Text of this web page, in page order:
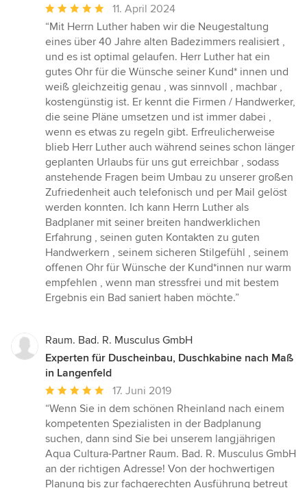
Durchschnittliche
Bewertung:
5
von
5
Sternen
11. April 2024
“Mit Herrn Luther haben wir die Neugestaltung
eines über 40 Jahre alten Badezimmers realisiert ,
und es ist optimal gelaufen. Herr Luther hat ein
gutes Ohr für die Wünsche seiner Kund* innen und
weiß gleichzeitig genau , was sinnvoll , machbar ,
kostengünstig ist. Er kennt die Firmen / Handwerker,
die seine Pläne umsetzen und ist immer dabei ,
wenn es etwas zu regeln gibt. Erfreulicherweise
blieb Herr Luther auch während seines schon länger
geplanten Urlaubs für uns gut erreichbar , sodass
anstehende Fragen beim Umbau zu unserer großen
Zufriedenheit auch telefonisch und per Mail gelöst
werden konnten. Ich kann Herrn Luther als
Badplaner mit seiner breiten handwerklichen
Erfahrung , seinen guten Kontakten zu guten
Handwerkern , seinem sicheren Stilgefühl , seinem
offenen Ohr für Wünsche der Kund*innen nur warm
empfehlen , wenn man stressfrei und mit bestem
Ergebnis ein Bad saniert haben möchte.”
Raum. Bad. R. Musculus GmbH
Experten für Duscheinbau, Duschkabine nach Maß
in Langenfeld
Durchschnittliche
Bewertung:
5
von
5
Sternen
17. Juni 2019
“Wenn Sie in dem schönen Rheinland nach einem
kompetenten Spezialisten in der Badplanung
suchen, dann sind Sie bei unserem langjährigen
Aqua Cultura-Partner Raum. Bad. R. Musculus GmbH
an der richtigen Adresse! Von der hochwertigen
Planung bis zur fachgerechten Ausführung betreut